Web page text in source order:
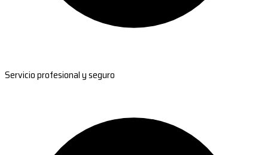
Servicio profesional y seguro